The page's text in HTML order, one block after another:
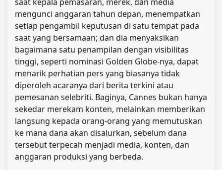
mengunci anggaran tahun depan, menempatkan
setiap pengambil keputusan di satu tempat pada
saat yang bersamaan; dan dia menyaksikan
bagaimana satu penampilan dengan visibilitas
tinggi, seperti nominasi Golden Globe-nya, dapat
menarik perhatian pers yang biasanya tidak
diperoleh acaranya dari berita terkini atau
pemesanan selebriti. Baginya, Cannes bukan hanya
sekedar merekam konten, melainkan memberikan
langsung kepada orang-orang yang memutuskan
ke mana dana akan disalurkan, sebelum dana
tersebut terpecah menjadi media, konten, dan
anggaran produksi yang berbeda.